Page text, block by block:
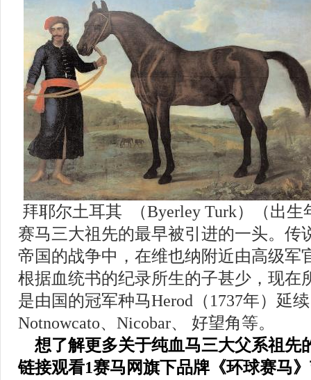
拜耶尔土耳其 （Byerley Turk）（出生
赛马三大祖先的最早被引进的一头。传
帝国的战争中，在维也纳附近由高级军
根据血统书的纪录所生的子甚少，现在
是由国的冠军种马Herod （ 1737年）延
Notnowcato、 Nicobar、 好望角等。
想了解更多关于纯血马三大父系祖先
链接观看1赛马网旗下品牌《环球赛马